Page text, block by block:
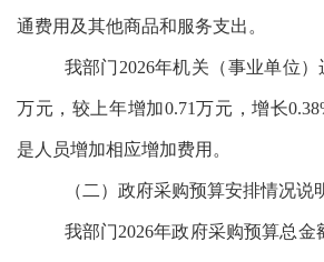
通费用及其他商品和服务支出。
我部门2026年机关（事业单位）
万元，较上年增加0.71万元，增长
是人员增加相应增加费用。
（二）政府采购预算安排情况说
我部门2026年政府采购预算总金